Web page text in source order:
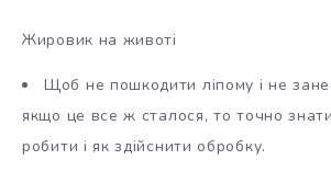
Жировик на животі
Щоб не пошкодити ліпому і не
якщо це все ж сталося, то точно
робити і як здійснити обробку.